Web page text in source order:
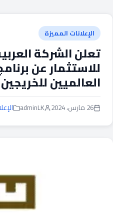
الإعلانات المميزة
تعلن الشركة
للاستثمار عن
العالميين للخريجين
26 مارس، 2024 adminLK